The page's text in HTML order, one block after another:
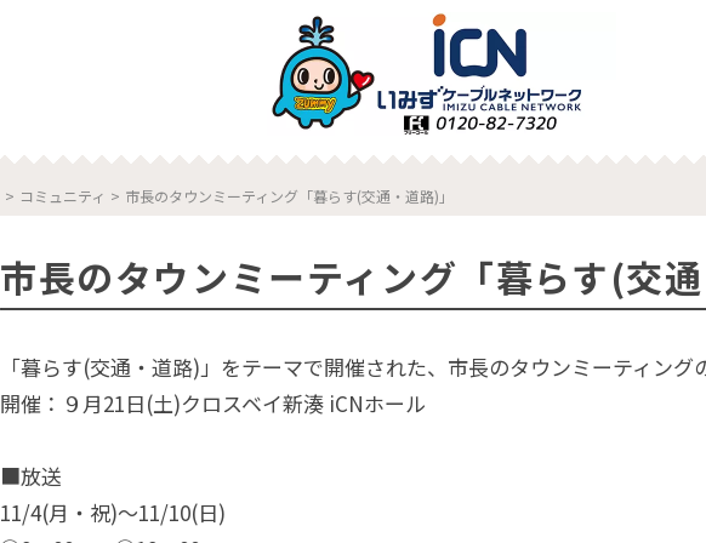
> コミュニティ > 市長のタウンミーティング「暮らす(交通・道路)」
市長のタウンミーティング「暮らす(交通
「暮らす(交通・道路)」をテーマで開催された、市長のタウンミーティング
開催：９月21日(土)クロスベイ新湊 iCNホール
■放送
11/4(月・祝)〜11/10(日)